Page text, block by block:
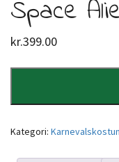
Space
kr.399.00
Kategori: